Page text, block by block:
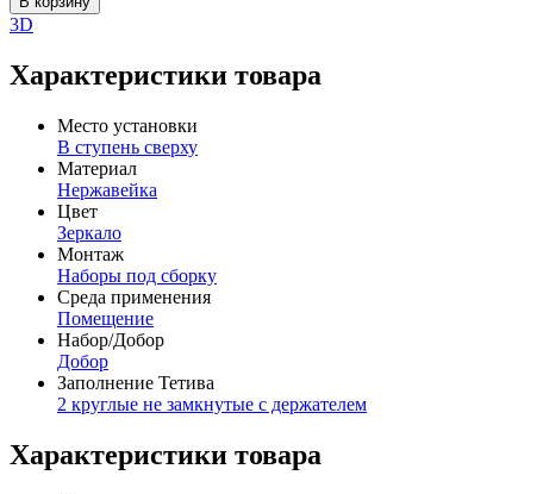
3D
Характеристики товара
Место установки
В ступень сверху
Материал
Нержавейка
Цвет
Зеркало
Монтаж
Наборы под сборку
Среда применения
Помещение
Набор/Добор
Добор
Заполнение Тетива
2 круглые не замкнутые с держателем
Характеристики товара